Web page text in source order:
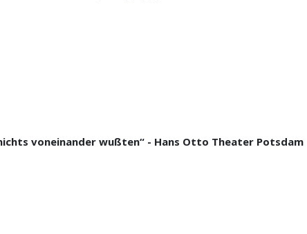
voneinander wußten“ - Hans Otto Theater Potsdam